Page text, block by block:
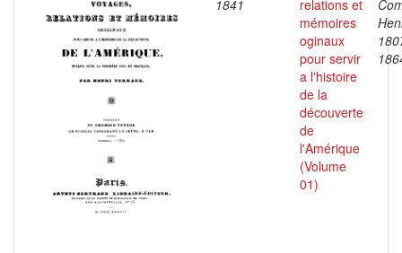
1841
relations et
mémoires
oginaux
pour servir
a l'histoire
de la
découverte
de
l'Amérique
(Volume
01)